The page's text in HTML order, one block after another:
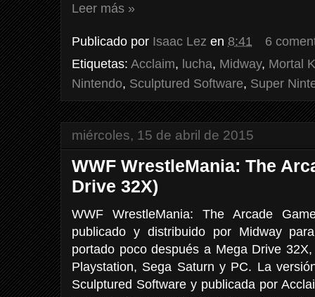
Leer más »
Publicado por Isaac Lez en 8:41
6
Etiquetas: Acclaim, lucha, Midway, Mortal
Nintendo, Sculptured Software, Super
miércoles, 15 de abril de 2015
WWF WrestleMania: The
Drive 32X)
WWF WrestleMania: The Arcade
publicado y distribuido por Midway
portado poco después a Mega Drive
Playstation, Sega Saturn y PC. La
Sculptured Software y publicada por